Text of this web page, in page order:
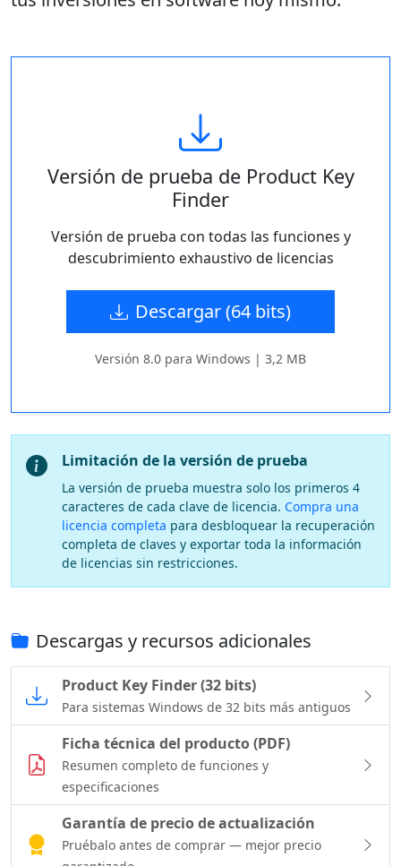
Versión de prueba de Product Key
Finder
Versión de prueba con todas las funciones y
descubrimiento exhaustivo de licencias
Descargar (64 bits)
Versión 8.0 para Windows | 3,2 MB
Limitación de la versión de prueba
La versión de prueba muestra solo los primeros 4
caracteres de cada clave de licencia. Compra una
licencia completa para desbloquear la recuperación
completa de claves y exportar toda la información
de licencias sin restricciones.
Descargas y recursos adicionales
Product Key Finder (32 bits)
Para sistemas Windows de 32 bits más antiguos
Ficha técnica del producto (PDF)
Resumen completo de funciones y
especificaciones
Garantía de precio de actualización
Pruébalo antes de comprar — mejor precio